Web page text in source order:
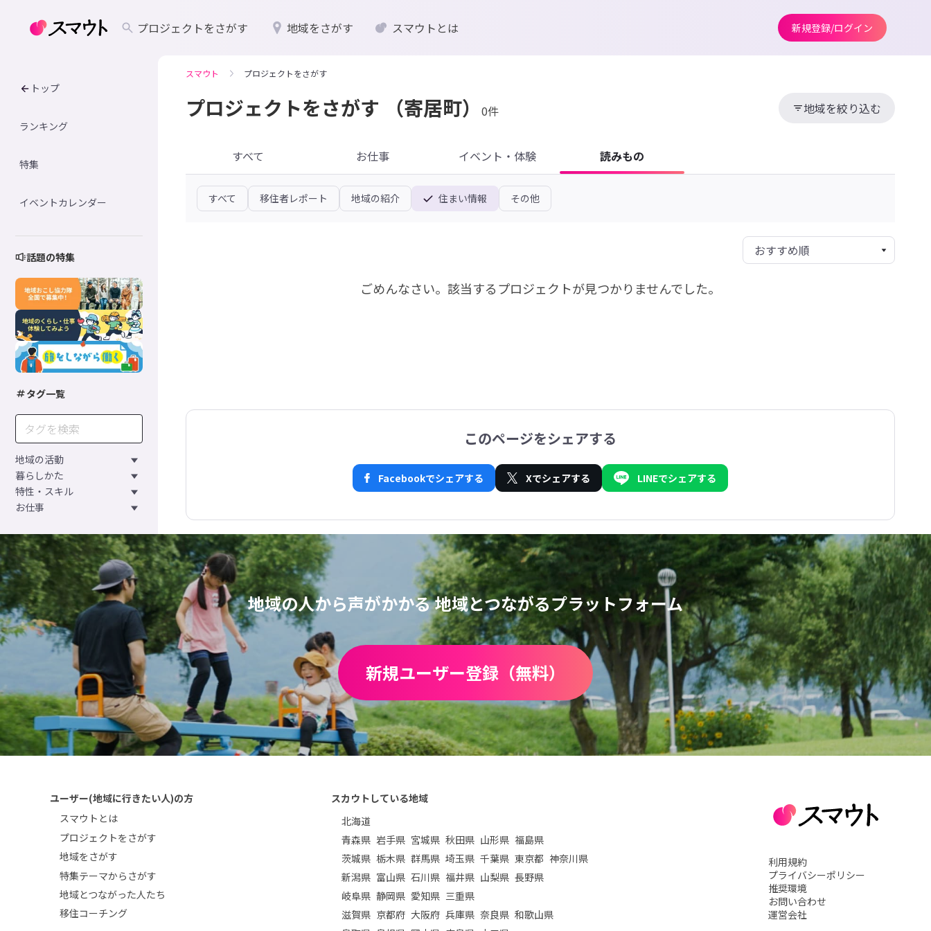
プロジェクトをさがす 地域をさがす スマウトとは 新規登録/ログイン
トップ
ランキング
特集
イベントカレンダー
話題の特集
タグ一覧
地域の活動
暮らしかた
特性・スキル
お仕事
スマウト プロジェクトをさがす
プロジェクトをさがす （寄居町） 0件 地域を絞り込む
すべて お仕事 イベント・体験 読みもの
すべて 移住者レポート 地域の紹介 住まい情報 その他
ごめんなさい。 該当するプロジェクトが見つかりませんでした。
このページをシェアする
Facebookでシェアする Xでシェアする LINEでシェアする
地域の人から声がかかる地域とつながるプラットフォーム
新規ユーザー登録（無料）
ユーザー(地域に行きたい人)の方
スマウトとは
プロジェクトをさがす
地域をさがす
特集テーマからさがす
地域とつながった人たち
移住コーチング
スカウトしている地域
北海道
青森県 岩手県 宮城県 秋田県 山形県 福島県
茨城県 栃木県 群馬県 埼玉県 千葉県 東京都 神奈川県
新潟県 富山県 石川県 福井県 山梨県 長野県
岐阜県 静岡県 愛知県 三重県
滋賀県 京都府 大阪府 兵庫県 奈良県 和歌山県
利用規約
プライバシーポリシー
推奨環境
お問い合わせ
運営会社